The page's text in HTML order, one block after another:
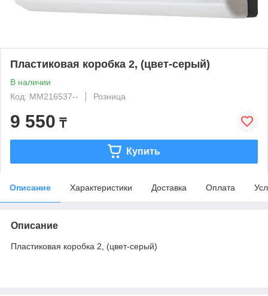
Пластиковая коробка 2, (цвет-серый)
В наличии
Код: MM216537--
Розница
9 550 ₸
Купить
Описание Характеристики Доставка Оплата
Описание
Пластиковая коробка 2, (цвет-серый)